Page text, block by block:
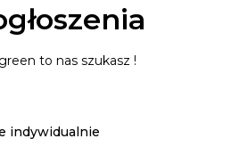
to nas szukasz !
indywidualnie